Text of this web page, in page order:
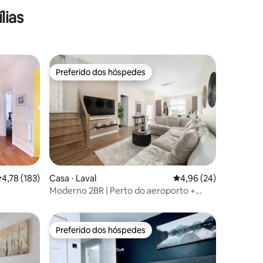
de uma avaliação média de 5, 183 avaliações
4,78 (183)
Preferido dos hóspedes
Preferido dos hóspedes
Casa ⋅ Laval 4,96 de uma
4,96 (24)
Moderno 2BR | Perto do aeroporto +
hóspedes Preferido dos hóspedes
Preferido dos hóspedes